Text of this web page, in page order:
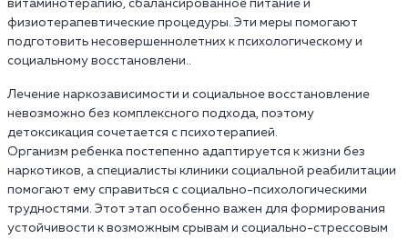
витаминотерапию, сбалансированное питание и
физиотерапевтические процедуры. Эти меры помогают
подготовить несовершеннолетних к психологическому и
социальному восстановлени..
Лечение наркозависимости и социальное восстановление
невозможно без комплексного подхода, поэтому
детоксикация сочетается с психотерапией.
Организм ребенка постепенно адаптируется к жизни без
наркотиков, а специалисты клиники социальной реабилитации
помогают ему справиться с социально-психологическими
трудностями. Этот этап особенно важен для формирования
устойчивости к возможным срывам и социально-стрессовым